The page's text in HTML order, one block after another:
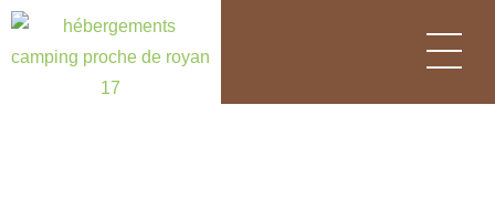
Panneau de gestion des cookies